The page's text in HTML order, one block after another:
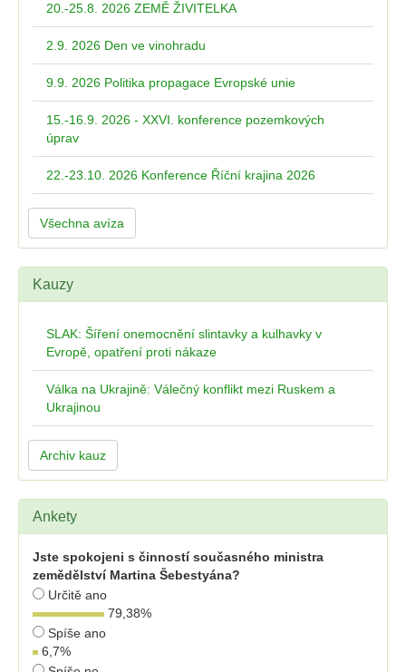
20.-25.8. 2026 ZEMĚ ŽIVITELKA
2.9. 2026 Den ve vinohradu
9.9. 2026 Politika propagace Evropské unie
15.-16.9. 2026 - XXVI. konference pozemkových
úprav
22.-23.10. 2026 Konference Říční krajina 2026
Všechna avíza
Kauzy
SLAK: Šíření onemocnění slintavky a kulhavky v
Evropě, opatření proti nákaze
Válka na Ukrajině: Válečný konflikt mezi Ruskem a
Ukrajinou
Archiv kauz
Ankety
Jste spokojeni s činností současného ministra
zemědělství Martina Šebestyána?
Určitě ano
79,38%
Spíše ano
6,7%